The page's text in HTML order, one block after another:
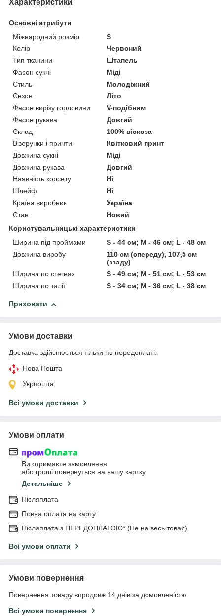
Характеристики
Основні атрибути
Міжнародний розмір
S
Колір
Червоний
Тип тканини
Штапель
Фасон сукні
Міді
Стиль
Молодіжний
Сезон
Літо
Фасон вирізу горловини
V-подібним
Фасон рукава
Довгий
Склад
100% віскоза
Візерунки і принти
Квітковий принт
Довжина сукні
Міді
Довжина рукава
Довгий
Наявність корсету
Ні
Шлейф
Ні
Країна виробник
Україна
Стан
Новий
Користувальницькі характеристики
Ширина під проймами
S - 44 см; M - 46 см; L - 48 см
Довжина виробу
110 см (спереду), 107,5 см
(ззаду)
Ширина по стегнах
S - 49 см; M - 51 см; L - 53 см
Ширина по талії
S - 34 см; M - 36 см; L - 38 см
Приховати
Умови доставки
Доставка здійснюється тільки по передоплаті.
Нова Пошта
Укрпошта
Всі умови доставки
Умови оплати
Ви отримаєте замовлення
або гроші повернуться на вашу картку
Детальніше
Післяплата
Повна оплата на карту
Післяплата з ПЕРЕДОПЛАТОЮ* (Не на весь товар)
Всі умови оплати
Умови повернення
Повернення товару впродовж 14 днів за домовленістю
Всі умови повернення